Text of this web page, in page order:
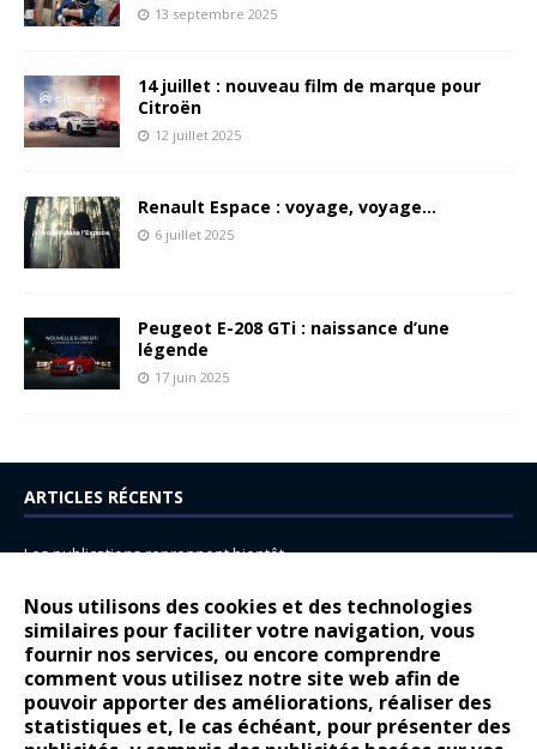
Nous utilisons des cookies et des technologies
similaires pour faciliter votre navigation, vous
fournir nos services, ou encore comprendre
comment vous utilisez notre site web afin de
pouvoir apporter des améliorations, réaliser des
statistiques et, le cas échéant, pour présenter des
13 septembre 2025
14 juillet : nouveau film de marque pour
Citroën
12 juillet 2025
Renault Espace : voyage, voyage…
6 juillet 2025
Peugeot E-208 GTi : naissance d’une
légende
17 juin 2025
ARTICLES RÉCENTS
Les publications reprennent bientôt…
14 juillet : nouveau film de marque pour Citroën
Renault Espace : voyage, voyage…
Peugeot E-208 GTi : naissance d’une légende